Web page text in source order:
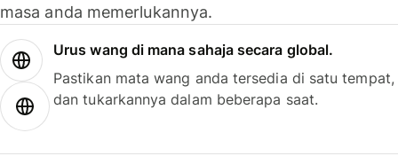
masa anda memerlukannya.
Urus wang di mana sahaja secara global.
Pastikan mata wang anda tersedia di satu tempat,
dan tukarkannya dalam beberapa saat.